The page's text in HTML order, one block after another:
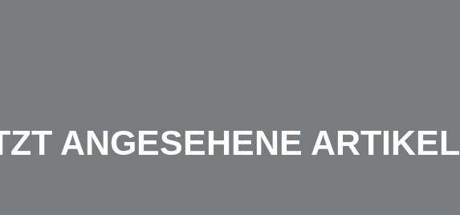
ANGESEHENE ARTIKEL